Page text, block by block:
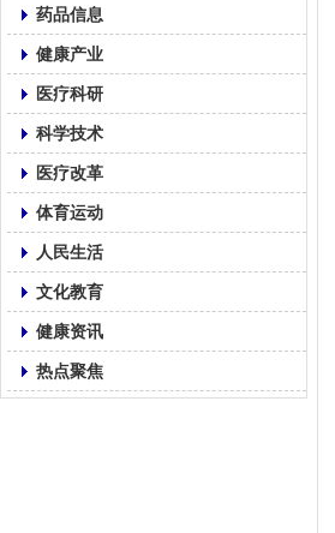
药品信息
健康产业
医疗科研
科学技术
医疗改革
体育运动
人民生活
文化教育
健康资讯
热点聚焦